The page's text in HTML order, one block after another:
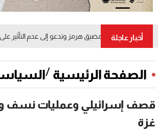
أخبار عاجلة
على السفن في مضيق هرمز وتدعو إلى عدم التأثير على
الصفحة الرئيسية /
قصف إسرائيلي وعمليات
غزة